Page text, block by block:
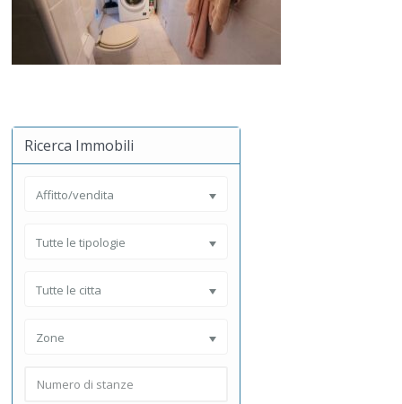
Ricerca Immobili
Affitto/vendita
Tutte le tipologie
Tutte le citta
Zone